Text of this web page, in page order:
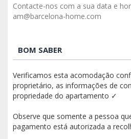
Contacte-nos com a sua data e
am@barcelona-home.com
BOM SABER
Verificamos esta acomodação
proprietário, as informações de
propriedade do apartamento ✓
Observe que somente a pessoa
pagamento está autorizada a